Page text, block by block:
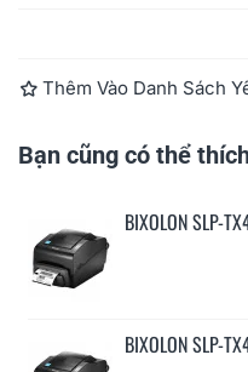
Loại Ribbon: Wax, Wax/
Đường kính lõi cuộn
In mã vạch: 1D & 2D
Kết nối
Tiêu chuẩn:
chọn: Bluetooth, WLAN,
Bảo hành
Thêm Vào Danh Sách
Bạn cũng có thể
BIXOLON SLP-
BIXOLON SLP-